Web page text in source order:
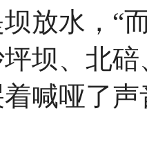
放水，“
坝、北
喊哑了